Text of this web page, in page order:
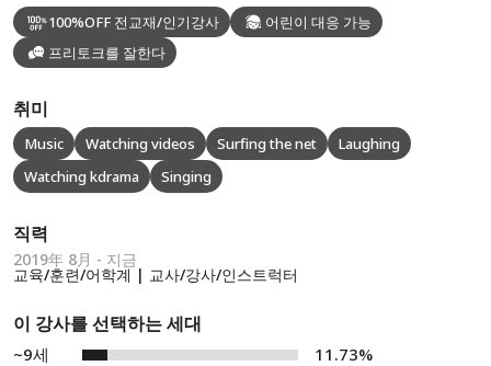
100%OFF 전교재/인기강사
어린이 대응 가능
프리토크를 잘한다
취미
Music Watching videos Surfing the net
Laughing
Watching kdrama
Singing
직력
2019年 8月 - 지금
교육/훈련/어학계 | 교사/강사/인스트럭터
이 강사를 선택하는 세대
~9세
11.73%